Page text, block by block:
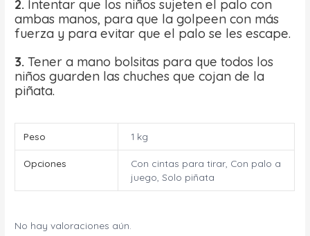
2. Intentar que los niños sujeten el palo con
ambas manos, para que la golpeen con más
fuerza y para evitar que el palo se les escape.
3. Tener a mano bolsitas para que todos los
niños guarden las chuches que cojan de la
piñata.
Peso 1 kg
Opciones
Con cintas para tirar, Con palo a
juego, Solo piñata
No hay valoraciones aún.